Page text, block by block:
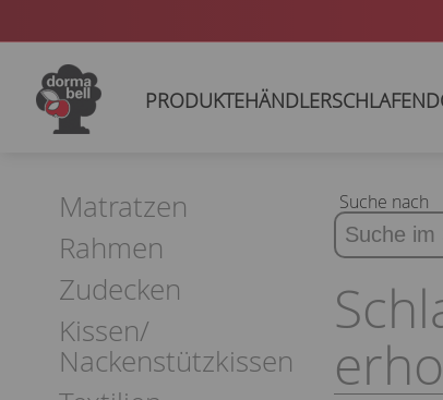
PRODUKTEHÄNDLERSCHLAFEN
Matratzen
Rahmen
Zudecken
Kissen/
Nackenstützkissen
Suche nach